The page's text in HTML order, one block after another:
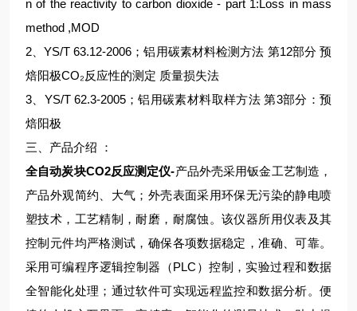
n of the reactivity to carbon dioxide - part 1:Loss in mass
method ,MOD
2、YS/T 63.12-2006；铝用碳素材料检测方法 第12部分 预
焙阳极CO₂反应性的测定 质量损失法
3、YS/T 62.3-2005；铝用碳素材料取样方法 第3部分：预
焙阳极
三、产品介绍 ：
全自动炭块CO2反应测定仪-产品外壳采用钣金工艺制造，
产品外观简约、大气；外壳表面采用环保无污染的静电喷
塑技术，工艺精制，耐磨，耐腐蚀。该仪器所用仪表及其
控制元件均严格测试，确保各项数据稳定，准确、可靠。
采用可编程序逻辑控制器（PLC）控制，实验过程和数据
全智能化处理；通过软件可实现远程监控和数据分析。便